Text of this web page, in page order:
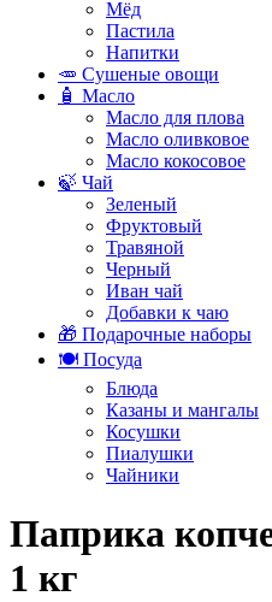
Мёд
Пастила
Напитки
🥕 Сушеные овощи
🧴 Масло
Масло для плова
Масло оливковое
Масло кокосовое
🍃 Чай
Зеленый
Фруктовый
Травяной
Черный
Иван чай
Добавки к чаю
🎁 Подарочные наборы
🍽️ Посуда
Блюда
Казаны и мангалы
Косушки
Пиалушки
Чайники
Паприка
1 кг